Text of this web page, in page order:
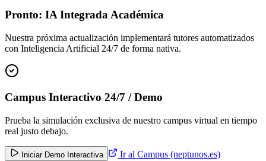
Pronto: IA Integrada Académica
Nuestra próxima actualización implementará tutores automatizados
con Inteligencia Artificial 24/7 de forma nativa.
Campus Interactivo 24/7 / Demo
Prueba la simulación exclusiva de nuestro campus virtual en tiempo
real justo debajo.
Iniciar Demo Interactiva Ir al Campus (neptunos.es)